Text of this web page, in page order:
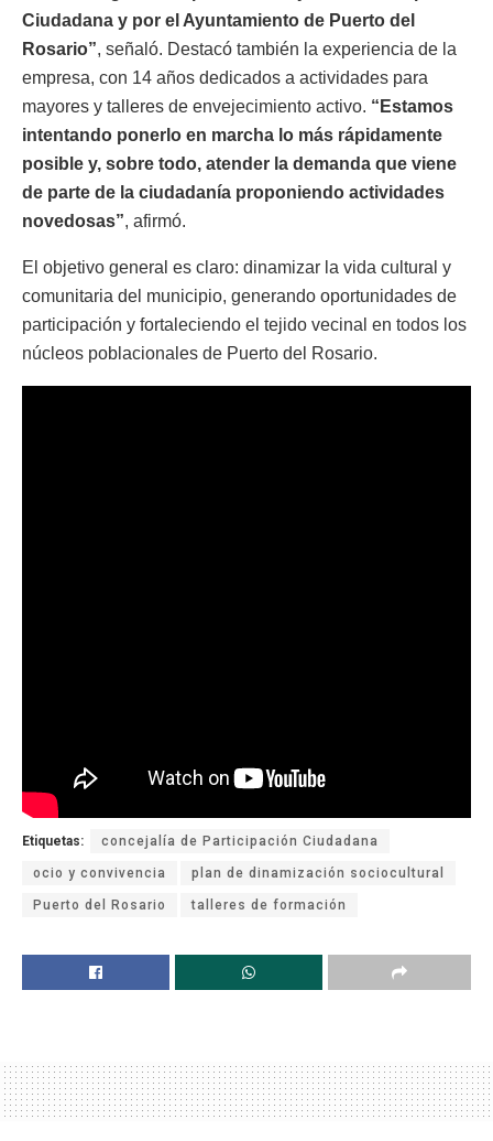
Ciudadana y por el Ayuntamiento de Puerto del
Rosario”, señaló. Destacó también la experiencia de la
empresa, con 14 años dedicados a actividades para
mayores y talleres de envejecimiento activo. “Estamos
intentando ponerlo en marcha lo más rápidamente
posible y, sobre todo, atender la demanda que viene
de parte de la ciudadanía proponiendo actividades
novedosas”, afirmó.
El objetivo general es claro: dinamizar la vida cultural y
comunitaria del municipio, generando oportunidades de
participación y fortaleciendo el tejido vecinal en todos los
núcleos poblacionales de Puerto del Rosario.
Etiquetas: concejalía de Participación Ciudadana
ocio y convivencia plan de dinamización sociocultural
Puerto del Rosario talleres de formación